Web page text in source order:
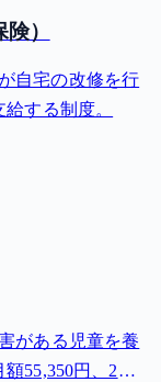
）
自宅の改修を行
する制度。
がある児童を養
55,350円、2級